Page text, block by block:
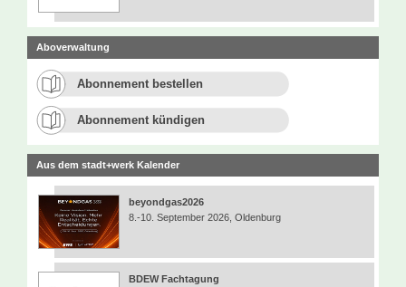
Aboverwaltung
Abonnement bestellen
Abonnement kündigen
Aus dem stadt+werk Kalender
beyondgas2026
8.-10. September 2026, Oldenburg
BDEW Fachtagung